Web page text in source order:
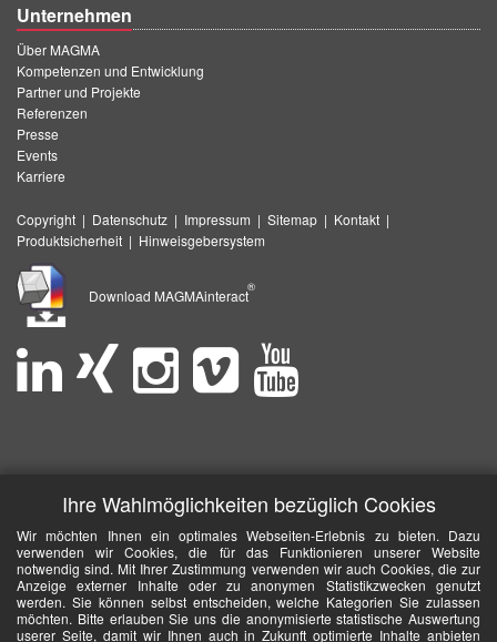
Unternehmen
Über MAGMA
Kompetenzen und Entwicklung
Partner und Projekte
Referenzen
Presse
Events
Karriere
Copyright | Datenschutz | Impressum | Sitemap | Kontakt |
Produktsicherheit | Hinweisgebersystem
Download MAGMAinteract
®
Ihre Wahlmöglichkeiten bezüglich Cookies
Wir möchten Ihnen ein optimales Webseiten-Erlebnis zu bieten. Dazu
verwenden wir Cookies, die für das Funktionieren unserer Website
notwendig sind. Mit Ihrer Zustimmung verwenden wir auch Cookies, die zur
Anzeige externer Inhalte oder zu anonymen Statistikzwecken genutzt
werden. Sie können selbst entscheiden, welche Kategorien Sie zulassen
möchten. Bitte erlauben Sie uns die anonymisierte statistische Auswertung
userer Seite, damit wir Ihnen auch in Zukunft optimierte Inhalte anbieten